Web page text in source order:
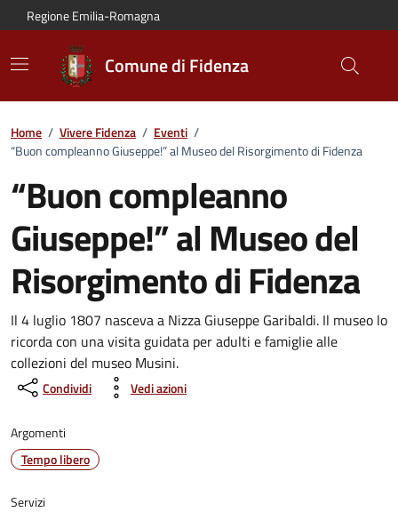
Vai al contenuto principale
Vai alla navigazione del sito
Vai al piede di pagina
Regione Emilia-Romagna
Comune di Fidenza
Home / Vivere Fidenza / Eventi /
“Buon compleanno Giuseppe!” al Museo del Risorgimento di Fidenza
“Buon compleanno
Giuseppe!” al Museo del
Risorgimento di Fidenza
Dettagli dell'evento:
Il 4 luglio 1807 nasceva a Nizza Giuseppe Garibaldi. Il museo lo
ricorda con una visita guidata per adulti e famiglie alle
collezioni del museo Musini.
Condividi Vedi azioni
Argomenti
Tempo libero
Servizi